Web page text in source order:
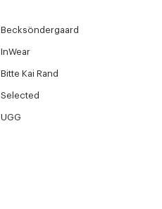
Becksöndergaard
InWear
Bitte Kai Rand
Selected
UGG